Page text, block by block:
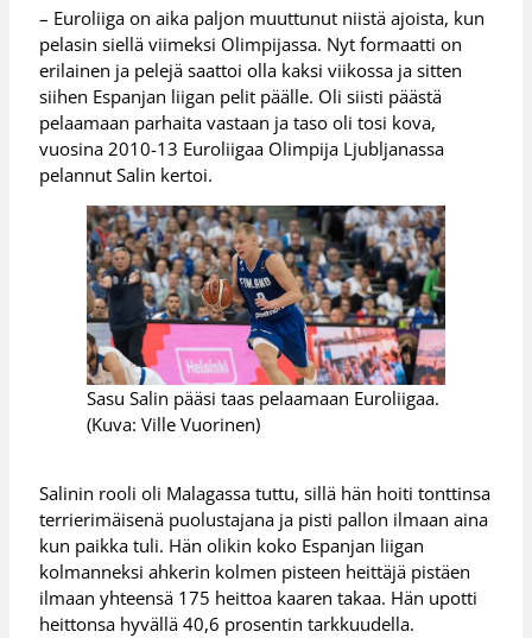
– Euroliiga on aika paljon muuttunut niistä ajoista, kun
pelasin siellä viimeksi Olimpijassa. Nyt formaatti on
erilainen ja pelejä saattoi olla kaksi viikossa ja sitten
siihen Espanjan liigan pelit päälle. Oli siisti päästä
pelaamaan parhaita vastaan ja taso oli tosi kova,
vuosina 2010-13 Euroliigaa Olimpija Ljubljanassa
pelannut Salin kertoi.
Sasu Salin pääsi taas pelaamaan Euroliigaa.
(Kuva: Ville Vuorinen)
Salinin rooli oli Malagassa tuttu, sillä hän hoiti tonttinsa
terrierimäisenä puolustajana ja pisti pallon ilmaan aina
kun paikka tuli. Hän olikin koko Espanjan liigan
kolmanneksi ahkerin kolmen pisteen heittäjä pistäen
ilmaan yhteensä 175 heittoa kaaren takaa. Hän upotti
heittonsa hyvällä 40,6 prosentin tarkkuudella.